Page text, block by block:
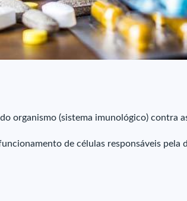
organismo (sistema imunológico) contra
de células responsáveis pela